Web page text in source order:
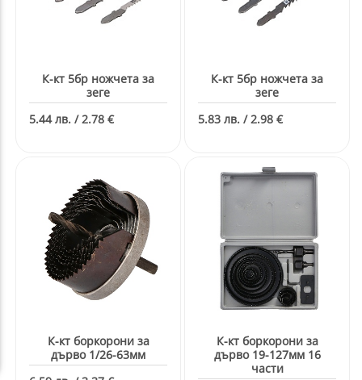
К-кт 5бр ножчета за
зеге
5.44 лв. / 2.78 €
К-кт 5бр ножчета за
зеге
5.83 лв. / 2.98 €
К-кт боркорони за
дърво 1/26-63мм
К-кт боркорони за
дърво 19-127мм 16
части